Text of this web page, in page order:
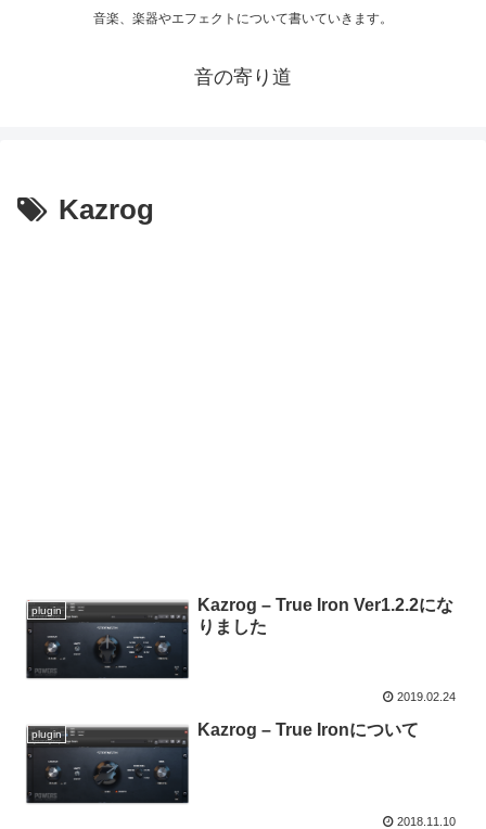
音楽、楽器やエフェクトについて書いていきます。
音の寄り道
Kazrog
plugin
Kazrog – True Iron Ver1.2.2にな
りました
2019.02.24
plugin Kazrog – True Ironについて
2018.11.10